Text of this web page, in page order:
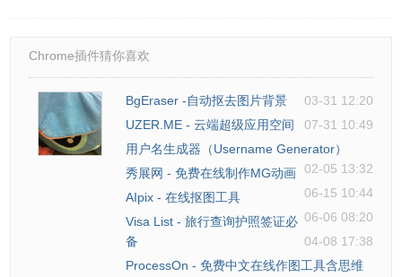
Chrome插件猜你喜欢
BgEraser -自动抠去图片背景
03-31 12:20
UZER.ME - 云端超级应用空间
07-31 10:49
用户名生成器（Username Generator）
02-05 13:32
秀展网 - 免费在线制作MG动画
06-15 10:44
AIpix - 在线抠图工具
06-06 08:20
Visa List - 旅行查询护照签证必
备
04-08 17:38
ProcessOn - 免费中文在线作图工具含思维